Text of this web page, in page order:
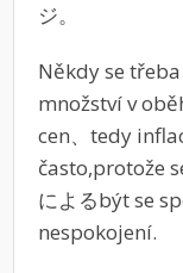
ジ。
Někdy se
množství v
cen、tedy
často,protože
によるbýt se
nespokojení.